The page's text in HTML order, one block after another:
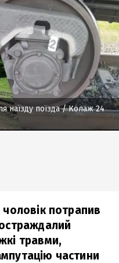
наїзду поїзда/ Колаж 24
потрапив
травми,
частини